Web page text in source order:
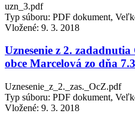
uzn_3.pdf
Typ súboru: PDF dokument,
Vložené: 9. 3. 2018
Uznesenie z 2.
obce Marcelová zo dňa
Uznesenie_z_2._zas._OcZ.pdf
Typ súboru: PDF dokument,
Vložené: 9. 3. 2018